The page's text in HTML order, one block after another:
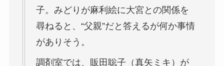
子。みどりが麻利絵に大宮との関係を
尋ねると、“父親”だと答えるが何か事情
がありそう。
調剤室では、販田聡子（真矢ミキ）が